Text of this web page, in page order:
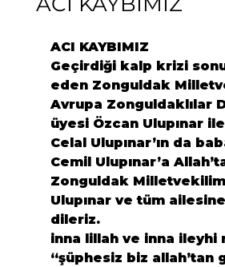
ACI KAYBIMIZ
Geçirdiği kalp krizi
eden Zonguldak
Avrupa Zonguldaklılar
üyesi Özcan Ulupınar
Celal Ulupınar’ın da
Cemil Ulupınar’a
Zonguldak
Ulupınar ve tüm ailesine
dileriz.
inna lillah ve inna ileyhi
“şüphesiz biz allah’tan